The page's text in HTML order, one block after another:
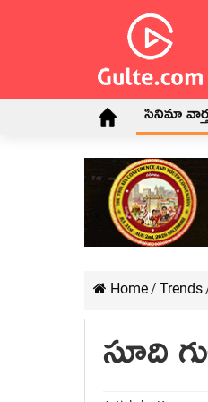
సినిమా
Home / Trends
సూది